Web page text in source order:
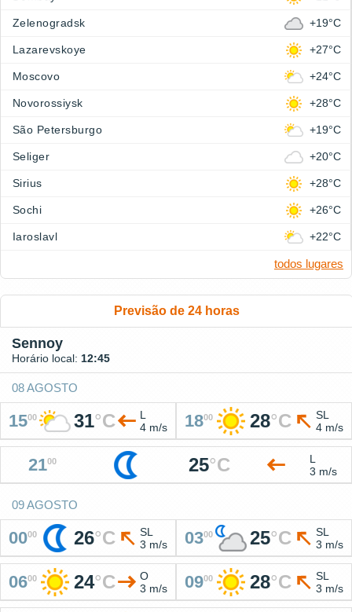
Zelenogradsk +19°C
Lazarevskoye +27°C
Moscovo +24°C
Novorossiysk +28°C
São Petersburgo +19°C
Seliger +20°C
Sirius +28°C
Sochi +26°C
Iaroslavl +22°C
todos lugares
Previsão de 24 horas
Sennoy
Horário local: 12:45
08 AGOSTO
1500 31°C
L
4 m/s
1800 28°C
SL
4 m/s
2100 25°C
L
3 m/s
09 AGOSTO
0000 26°C
SL
3 m/s
0300 25°C
SL
3 m/s
0600 24°C
O
3 m/s
0900 28°C
SL
3 m/s